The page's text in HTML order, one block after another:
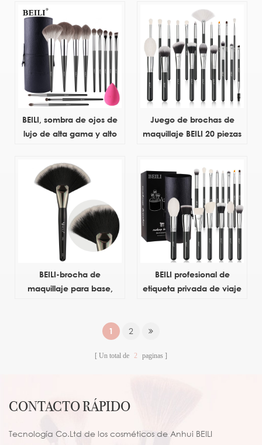
cuero pu fabricante
profesional de brochas de
maquillaje kit de brochas
de maquillaje
colorete en polvo,
producto en oferta, pelo
sintético
BEILI, sombra de ojos de
lujo de alta gama y alto
de contorno ancho, juego
de brochas de maquillaje
de mezcla múltiple dual,
bolsa de cosméticos,
esponja personalizada
Juego de brochas de
maquillaje BEILI 20 piezas
sombra de ojos, pliegue,
pinceau de maquillaje de
alta calidad por paquete
mayor
BEILI-brocha de
maquillaje para base,
de aluminio, mango de
maquillage sintético oem
BEILI profesional de
etiqueta privada de viaje
brochas de maquillaje
maquillaje logotipo
1 2
Un total de 2 paginas
CONTACTO RÁPIDO
Tecnología Co.Ltd de los cosméticos de Anhui BEILI